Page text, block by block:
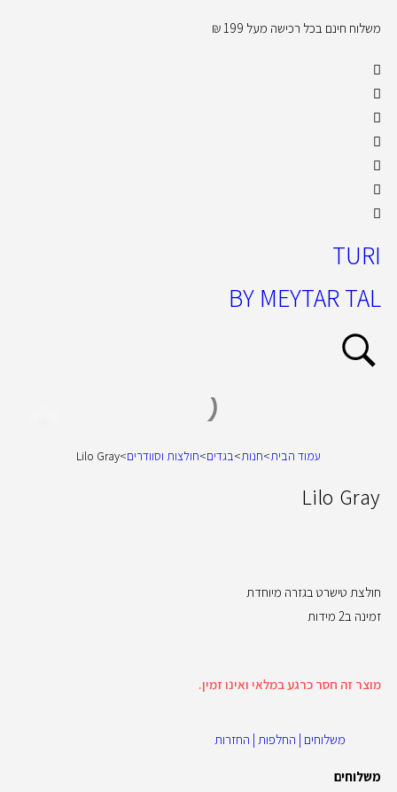
משלוח חינם בכל רכישה מעל 199 ₪
TURI
BY MEYTAR TAL
עמוד הבית>חנות>בגדים>חולצות וסוודרים>
Lilo Gray
Lilo Gray
חולצת טישרט בגזרה מיוחדת
זמינה ב2 מידות
מוצר זה חסר כרגע במלאי ואינו זמין.
משלוחים | החלפות | החזרות
משלוחים